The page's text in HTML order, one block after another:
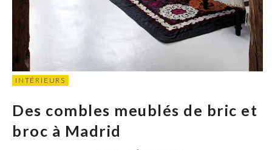
INTÉRIEURS
Des combles meublés de bric et
broc à Madrid